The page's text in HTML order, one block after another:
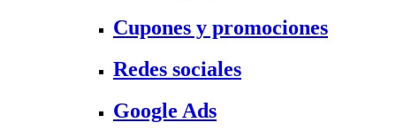
Cupones y promociones
Redes sociales
Google Ads